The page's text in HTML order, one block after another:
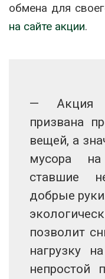
обмена для
на сайте акции.
— Акция
призвана
вещей, а
мусора
ставшие
добрые
позволит
нагрузку
непростой